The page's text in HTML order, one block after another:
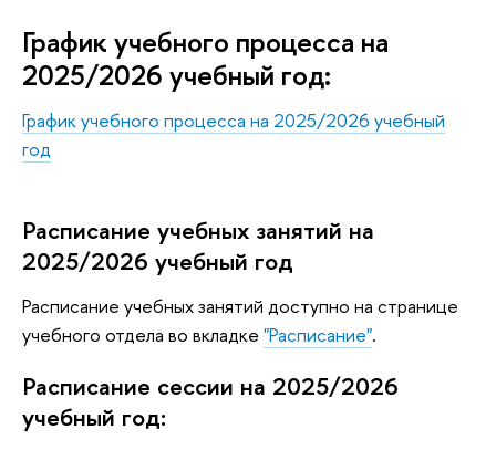
График учебного процесса на
2025/2026 учебный год:
График учебного процесса на 2025/2026 учебный
год
Расписание учебных занятий на
2025/2026 учебный год
Расписание учебных занятий доступно на странице
учебного отдела во вкладке "Расписание".
Расписание сессии на 2025/2026
учебный год: